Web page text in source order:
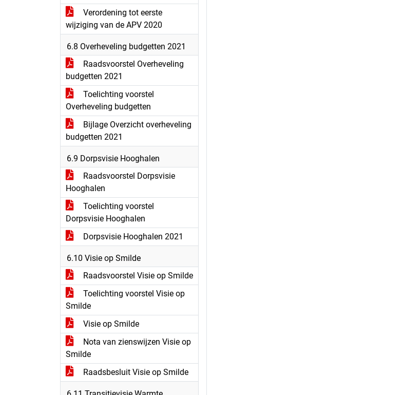
Verordening tot eerste
wijziging van de APV 2020
6.8 Overheveling budgetten 2021
Raadsvoorstel Overheveling
budgetten 2021
Toelichting voorstel
Overheveling budgetten
Bijlage Overzicht overheveling
budgetten 2021
6.9 Dorpsvisie Hooghalen
Raadsvoorstel Dorpsvisie
Hooghalen
Toelichting voorstel
Dorpsvisie Hooghalen
Dorpsvisie Hooghalen 2021
6.10 Visie op Smilde
Raadsvoorstel Visie op Smilde
Toelichting voorstel Visie op
Smilde
Visie op Smilde
Nota van zienswijzen Visie op
Smilde
Raadsbesluit Visie op Smilde